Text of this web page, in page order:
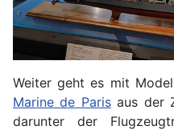
Weiter geht es mit
Marine de Parisaus der
darunter der